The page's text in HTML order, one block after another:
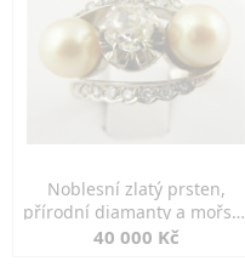
Noblesní zlatý prsten,
přírodní diamanty a mořské
perly
40 000 Kč